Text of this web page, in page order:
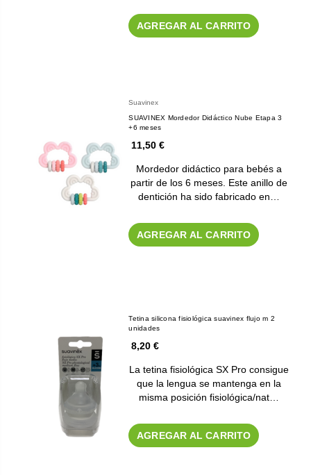
AGREGAR AL CARRITO
Suavinex
SUAVINEX Mordedor Didáctico Nube Etapa 3
+6 meses
11,50 €
Mordedor didáctico para bebés a
partir de los 6 meses. Este anillo de
dentición ha sido fabricado en…
AGREGAR AL CARRITO
Tetina silicona fisiológica suavinex flujo m 2
unidades
8,20 €
La tetina fisiológica SX Pro consigue
que la lengua se mantenga en la
misma posición fisiológica/nat…
AGREGAR AL CARRITO